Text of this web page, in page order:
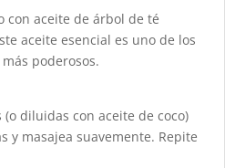
con aceite de árbol de té
aceite esencial es uno de los
poderosos.
diluidas con aceite de coco)
y masajea suavemente. Repite